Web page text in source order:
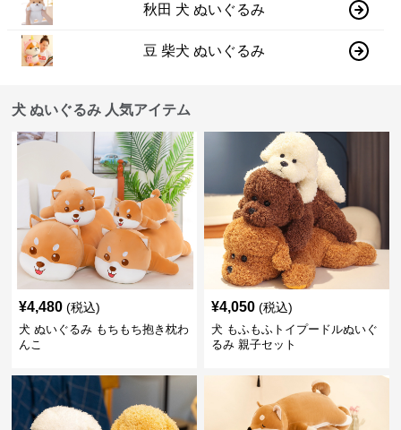
秋田 犬 ぬいぐるみ
豆 柴犬 ぬいぐるみ
犬 ぬいぐるみ 人気アイテム
¥4,480 (税込)
犬 ぬいぐるみ もちもち抱き枕わ
んこ
¥4,050 (税込)
犬 もふもふトイプードルぬいぐ
るみ 親子セット